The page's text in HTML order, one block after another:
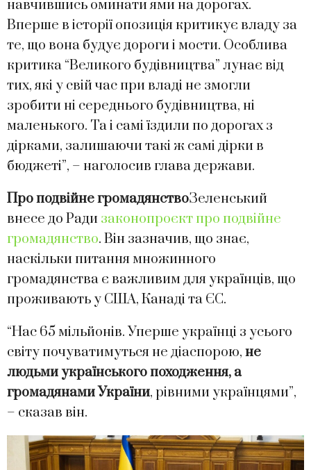
навчившись оминати ями на дорогах.
Вперше в історії опозиція критикує владу за
те, що вона будує дороги і мости. Особлива
критика “Великого будівництва” лунає від
тих, які у свій час при владі не змогли
зробити ні середнього будівництва, ні
маленького. Та і самі їздили по дорогах з
дірками, залишаючи такі ж самі дірки в
бюджеті”, – наголосив глава держави.
Про подвійне громадянствоЗеленський
внесе до Ради законопроєкт про подвійне
громадянство. Він зазначив, що знає,
наскільки питання множинного
громадянства є важливим для українців, що
проживають у США, Канаді та ЄС.
“Нас 65 мільйонів. Уперше українці з усього
світу почуватимуться не діаспорою, не
людьми українського походження, а
громадянами України, рівними українцями”,
– сказав він.